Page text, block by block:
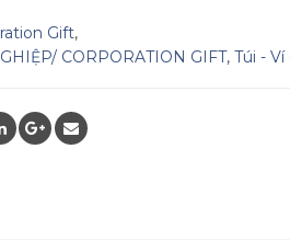
Gift,
CORPORATION GIFT, Túi -